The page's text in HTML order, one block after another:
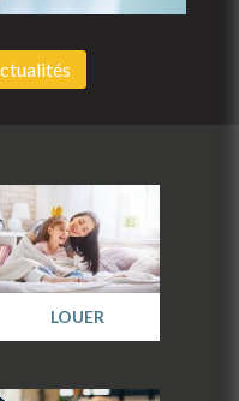
LOUER